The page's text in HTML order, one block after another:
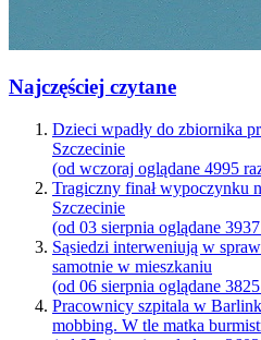
Najczęściej czytane
Dzieci wpadły do zbiornika
Szczecinie
(od wczoraj oglądane 4995
Tragiczny finał wypoczynku
Szczecinie
(od 03 sierpnia oglądane
Sąsiedzi interweniują w
samotnie w mieszkaniu
(od 06 sierpnia oglądane
Pracownicy szpitala w
mobbing. W tle matka